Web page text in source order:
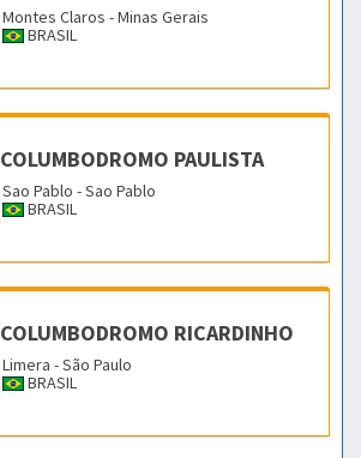
Montes Claros - Minas Gerais
BRASIL
COLUMBODROMO PAULISTA
Sao Pablo - Sao Pablo
BRASIL
COLUMBODROMO RICARDINHO
Limera - São Paulo
BRASIL